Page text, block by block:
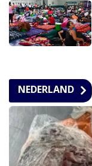
NEDERLAND